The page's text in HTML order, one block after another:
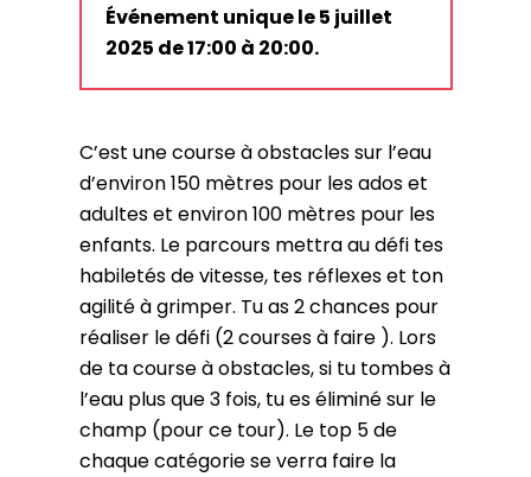
Événement unique le 5 juillet
2025 de 17:00 à 20:00.
C’est une course à obstacles sur l’eau
d’environ 150 mètres pour les ados et
adultes et environ 100 mètres pour les
enfants. Le parcours mettra au défi tes
habiletés de vitesse, tes réflexes et ton
agilité à grimper. Tu as 2 chances pour
réaliser le défi (2 courses à faire ). Lors
de ta course à obstacles, si tu tombes à
l’eau plus que 3 fois, tu es éliminé sur le
champ (pour ce tour). Le top 5 de
chaque catégorie se verra faire la